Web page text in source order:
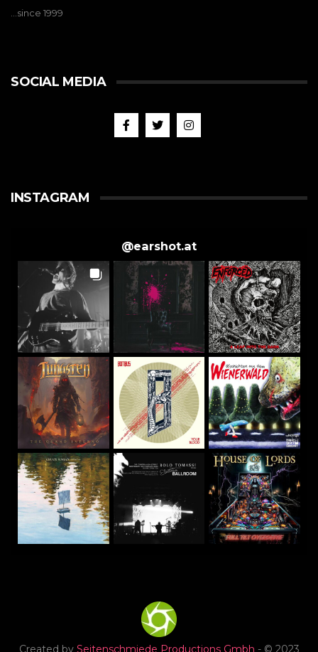
…since 1999
SOCIAL MEDIA
INSTAGRAM
@earshot.at
Created by Seitenschmiede Productions Gmbh - © 2023